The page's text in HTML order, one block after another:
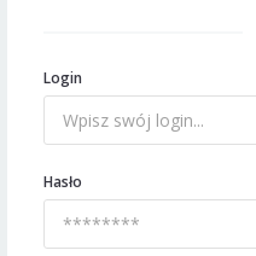
Login
Hasło